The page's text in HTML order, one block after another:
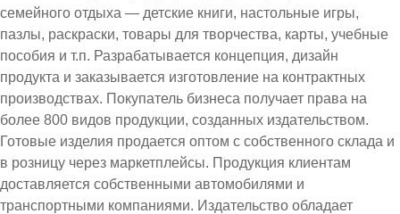
семейного отдыха — детские книги, настольные игры,
пазлы, раскраски, товары для творчества, карты, учебные
пособия и т.п. Разрабатывается концепция, дизайн
продукта и заказывается изготовление на контрактных
производствах. Покупатель бизнеса получает права на
более 800 видов продукции, созданных издательством.
Готовые изделия продается оптом с собственного склада и
в розницу через маркетплейсы. Продукция клиентам
доставляется собственными автомобилями и
транспортными компаниями. Издательство обладает